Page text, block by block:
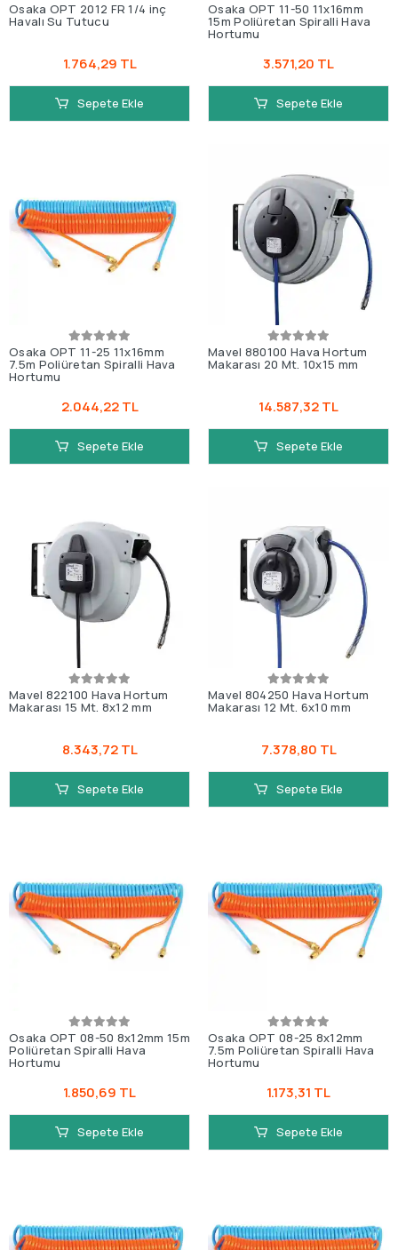
Osaka OPT 2012 FR 1/4 inç
Havalı Su Tutucu
1.764,29 TL
Sepete Ekle
Osaka OPT 11-50 11x16mm
15m Poliüretan Spiralli Hava
Hortumu
3.571,20 TL
Sepete Ekle
Osaka OPT 11-25 11x16mm
7.5m Poliüretan Spiralli Hava
Hortumu
2.044,22 TL
Sepete Ekle
Mavel 880100 Hava Hortum
Makarası 20 Mt. 10x15 mm
14.587,32 TL
Sepete Ekle
Mavel 822100 Hava Hortum
Makarası 15 Mt. 8x12 mm
8.343,72 TL
Sepete Ekle
Mavel 804250 Hava Hortum
Makarası 12 Mt. 6x10 mm
7.378,80 TL
Sepete Ekle
Osaka OPT 08-50 8x12mm 15m
Poliüretan Spiralli Hava
Hortumu
1.850,69 TL
Sepete Ekle
Osaka OPT 08-25 8x12mm
7.5m Poliüretan Spiralli Hava
Hortumu
1.173,31 TL
Sepete Ekle